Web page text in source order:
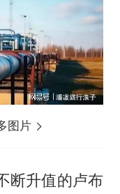
图片
断升值的卢布